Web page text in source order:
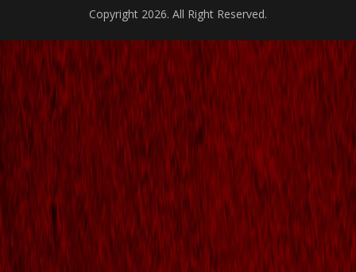
Copyright 2026. All Right Reserved.